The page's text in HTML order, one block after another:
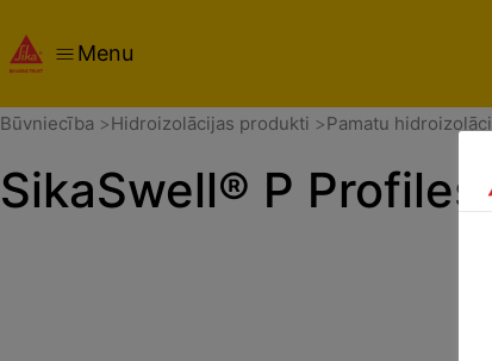
Menu
Būvniecība Hidroizolācijas produkti Pamatu
SikaSwell® P Profiles